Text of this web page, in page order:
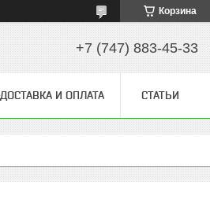
Корзина
+7 (747) 883-45-33
ДОСТАВКА И ОПЛАТА СТАТЬИ